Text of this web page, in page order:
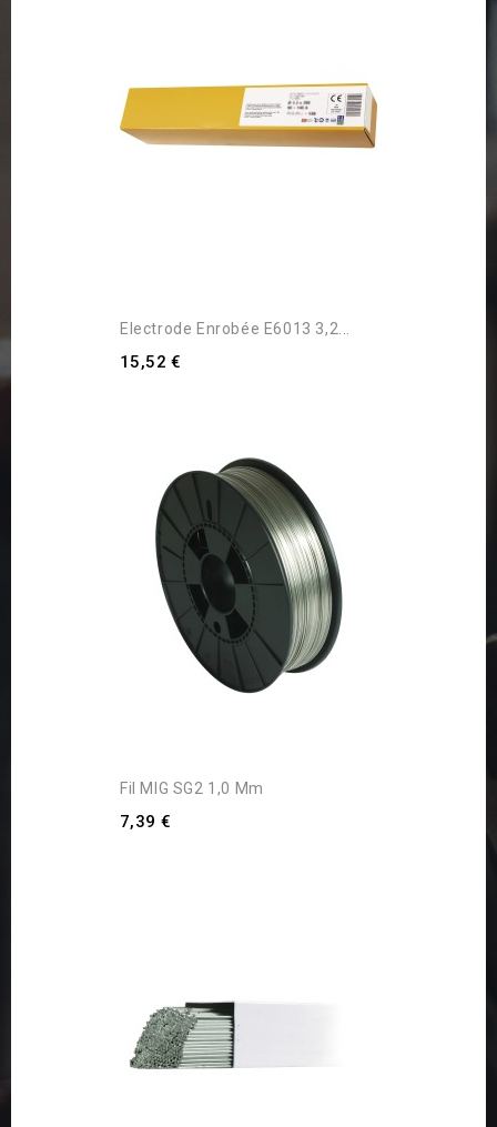
Electrode Enrobée E6013 3,2...
15,52 €
Fil MIG SG2 1,0 Mm
7,39 €